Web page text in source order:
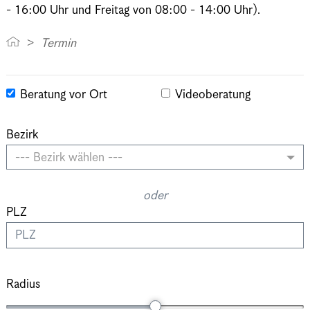
- 16:00 Uhr und Freitag von 08:00 - 14:00 Uhr).
Termin
Beratung vor Ort Videoberatung
Bezirk
--- Bezirk wählen ---
oder
PLZ
Radius